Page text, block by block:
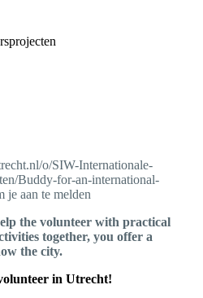
o/SIW-Internationale-
Buddy-for-an-international-
je aan te melden
the volunteer with practical
together, you offer a
the city.
in Utrecht!